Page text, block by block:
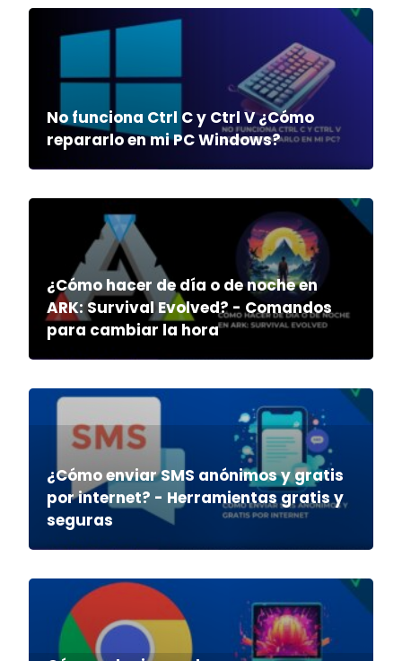
No funciona Ctrl C y Ctrl V ¿Cómo
repararlo en mi PC Windows?
¿Cómo hacer de día o de noche en
ARK: Survival Evolved? - Comandos
para cambiar la hora
¿Cómo enviar SMS anónimos y gratis
por internet? - Herramientas gratis y
seguras